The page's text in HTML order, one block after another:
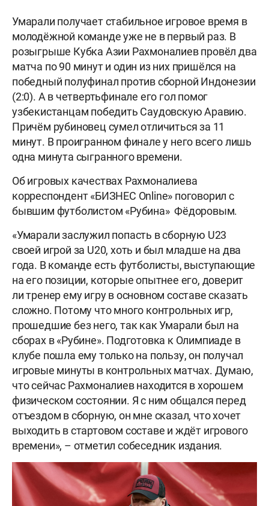
Умарали получает стабильное игровое время в
молодёжной команде уже не в первый раз. В
розыгрыше Кубка Азии Рахмоналиев провёл два
матча по 90 минут и один из них пришёлся на
победный полуфинал против сборной Индонезии
(2:0). А в четвертьфинале его гол помог
узбекистанцам победить Саудовскую Аравию.
Причём рубиновец сумел отличиться за 11
минут. В проигранном финале у него всего лишь
одна минута сыгранного времени.
Об игровых качествах Рахмоналиева
корреспондент «БИЗНЕС Online» поговорил с
бывшим футболистом «Рубина» Фёдоровым.
«Умарали заслужил попасть в сборную U23
своей игрой за U20, хоть и был младше на два
года. В команде есть футболисты, выступающие
на его позиции, которые опытнее его, доверит
ли тренер ему игру в основном составе сказать
сложно. Потому что много контрольных игр,
прошедшие без него, так как Умарали был на
сборах в «Рубине». Подготовка к Олимпиаде в
клубе пошла ему только на пользу, он получал
игровые минуты в контрольных матчах. Думаю,
что сейчас Рахмоналиев находится в хорошем
физическом состоянии. Я с ним общался перед
отъездом в сборную, он мне сказал, что хочет
выходить в стартовом составе и ждёт игрового
времени», – отметил собеседник издания.